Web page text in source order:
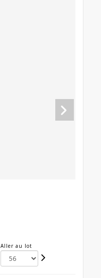
Aller au lot